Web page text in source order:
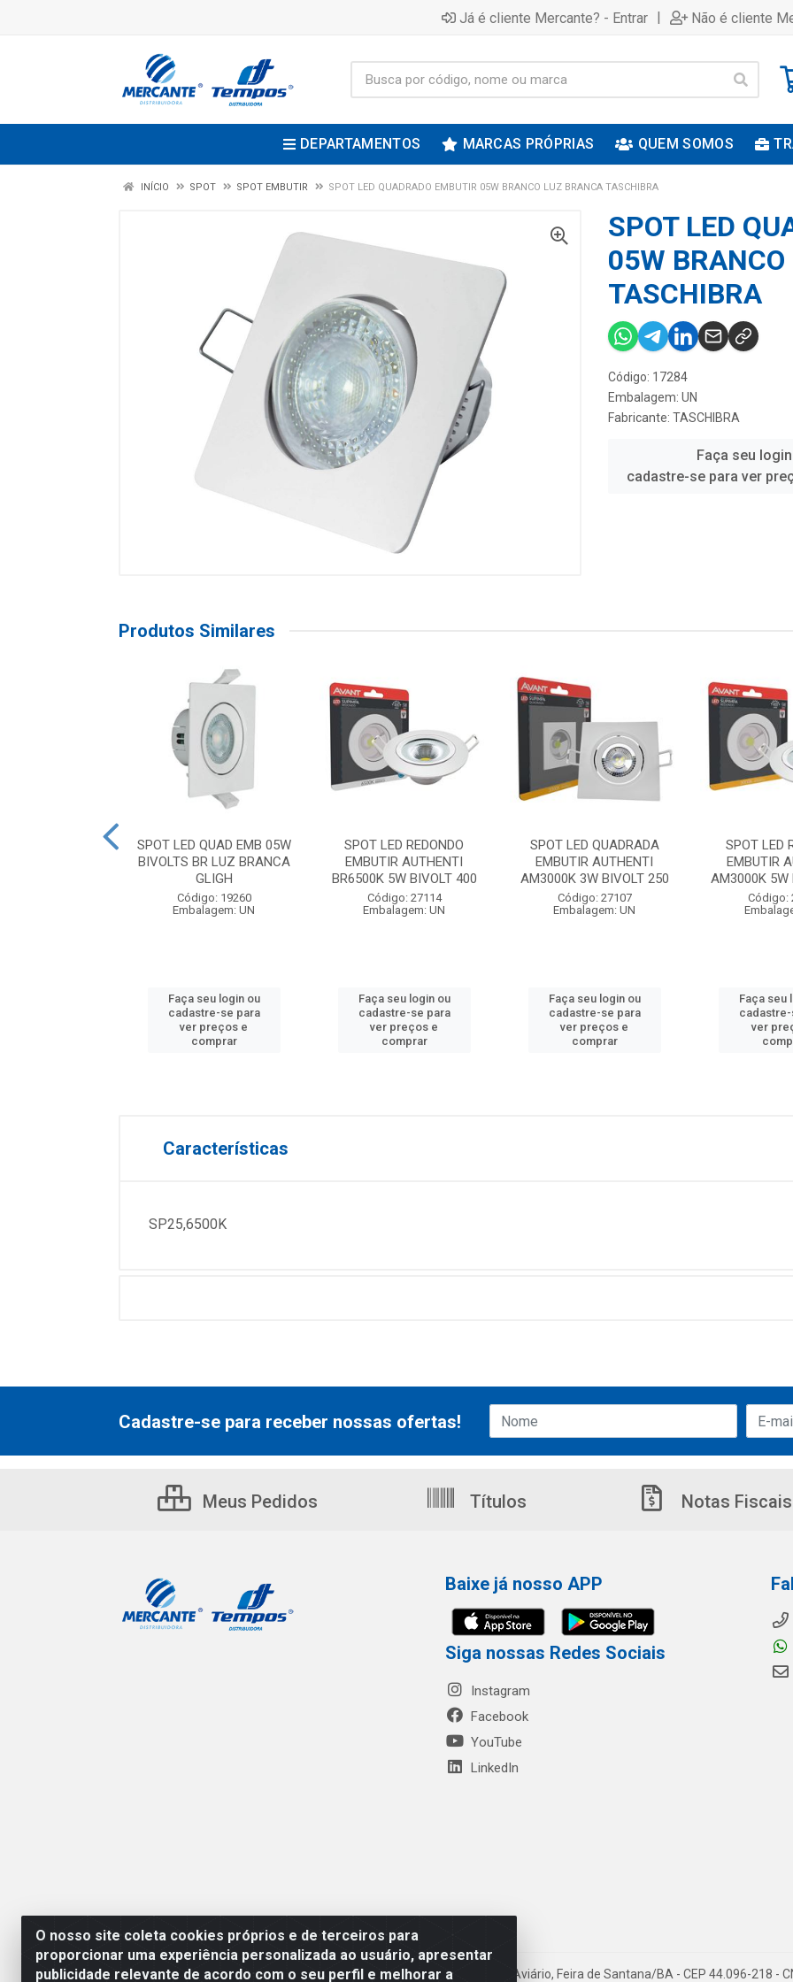
Já é cliente Mercante? - Entrar | Não é cliente
DEPARTAMENTOS MARCAS PRÓPRIAS QUEM SOMOS
INÍCIO SPOT SPOT EMBUTIR SPOT LED QUADRADO EMBUTIR 05W BRANCO LUZ BRANCA TASCHIBRA
SPOT LED
05W
TASCHIBRA
Código: 17284
Embalagem: UN
Fabricante: TASCHIBRA
Faça seu
cadastre-se para ver
Produtos Similares
SPOT LED QUAD EMB 05W
BIVOLTS BR LUZ BRANCA
GLIGH
Código: 19260
Embalagem: UN
Faça seu login ou
cadastre-se para
ver preços e
comprar
SPOT LED REDONDO
EMBUTIR AUTHENTI
BR6500K 5W BIVOLT 400
Código: 27114
Embalagem: UN
Faça seu login ou
cadastre-se para
ver preços e
comprar
SPOT LED QUADRADA
EMBUTIR AUTHENTI
AM3000K 3W BIVOLT 250
Código: 27107
Embalagem: UN
Faça seu login ou
cadastre-se para
ver preços e
comprar
SPOT LED
EMBUTIR
AM3000K 5W
Código:
Faça seu
ver
Características
SP25,6500K
O nosso site coleta cookies próprios e de terceiros para
proporcionar uma experiência personalizada ao usuário, apresentar
publicidade relevante de acordo com o seu perfil e melhorar a
Cadastre-se para receber nossas ofertas!
Meus Pedidos Títulos Notas Fiscais
Baixe já nosso APP
Siga nossas Redes Sociais
Instagram
Facebook
YouTube
LinkedIn
Mercante Distribuidora - Rua Mercante, 699 - Aviário, Feira de Santana/BA - CEP 44.096-218 -